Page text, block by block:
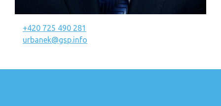
+420 725 490 281
urbanek@gsp.info